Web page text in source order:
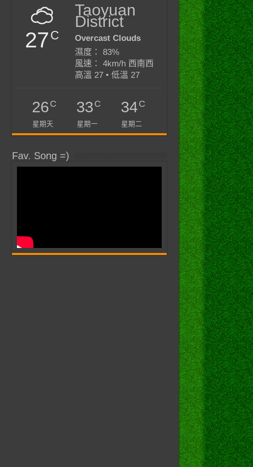
27C
Taoyuan
District
Overcast Clouds
濕度： 83%
風速： 4km/h 西南西
高溫 27 • 低溫 27
26C
星期天
33C
星期一
34C
星期二
Fav. Song =)